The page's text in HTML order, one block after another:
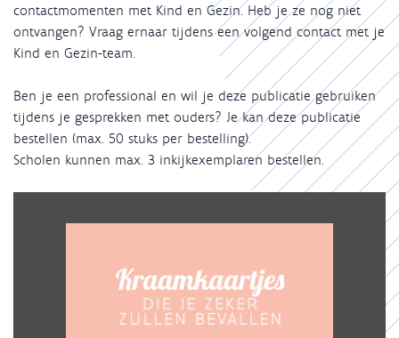
contactmomenten met Kind en Gezin. Heb je ze nog niet
ontvangen? Vraag ernaar tijdens een volgend contact met je
Kind en Gezin-team.
Ben je een professional en wil je deze publicatie gebruiken
tijdens je gesprekken met ouders? Je kan deze publicatie
bestellen (max. 50 stuks per bestelling).
Scholen kunnen max. 3 inkijkexemplaren bestellen.